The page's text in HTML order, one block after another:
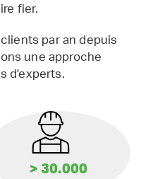
fier.
par an depuis
une approche
d'experts.
> 30.000